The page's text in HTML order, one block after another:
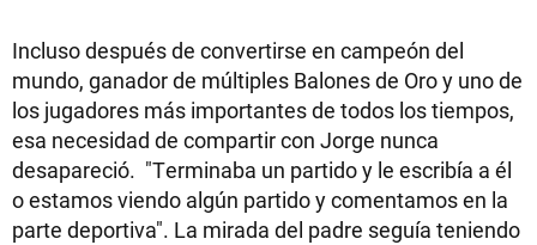
Incluso después de convertirse en campeón del
mundo, ganador de múltiples Balones de Oro y uno de
los jugadores más importantes de todos los tiempos,
esa necesidad de compartir con Jorge nunca
desapareció. "Terminaba un partido y le escribía a él
o estamos viendo algún partido y comentamos en la
parte deportiva". La mirada del padre seguía teniendo